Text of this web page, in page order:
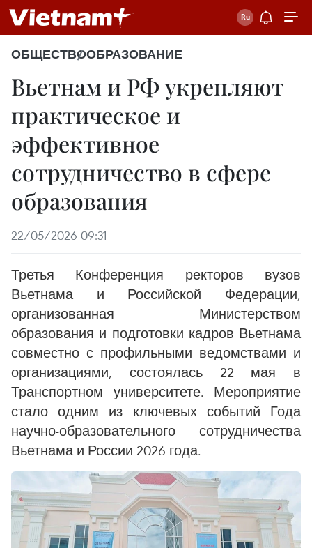
ОБЩЕСТВООБРАЗОВАНИЕ
Вьетнам и РФ укрепляют
практическое и
эффективное
сотрудничество в сфере
образования
22/05/2026 09:31
Третья Конференция ректоров вузов
Вьетнама и Российской Федерации,
организованная Министерством
образования и подготовки кадров Вьетнама
совместно с профильными ведомствами и
организациями, состоялась 22 мая в
Транспортном университете. Мероприятие
стало одним из ключевых событий Года
научно-образовательного сотрудничества
Вьетнама и России 2026 года.